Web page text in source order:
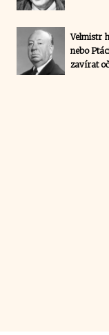
Velmistr
nebo
zavírat